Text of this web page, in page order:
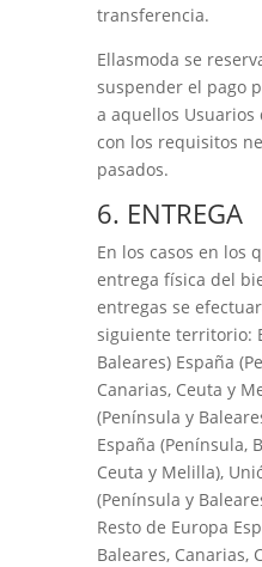
transferencia.
Ellasmoda se
suspender el pago
a aquellos
con los requisitos
pasados.
6. ENTREGA
En los casos en los
entrega física del
entregas se
siguiente territorio:
Baleares) España
Canarias, Ceuta y
(Península y
España (Península,
Ceuta y Melilla),
(Península y
Resto de Europa
Baleares, Canarias,